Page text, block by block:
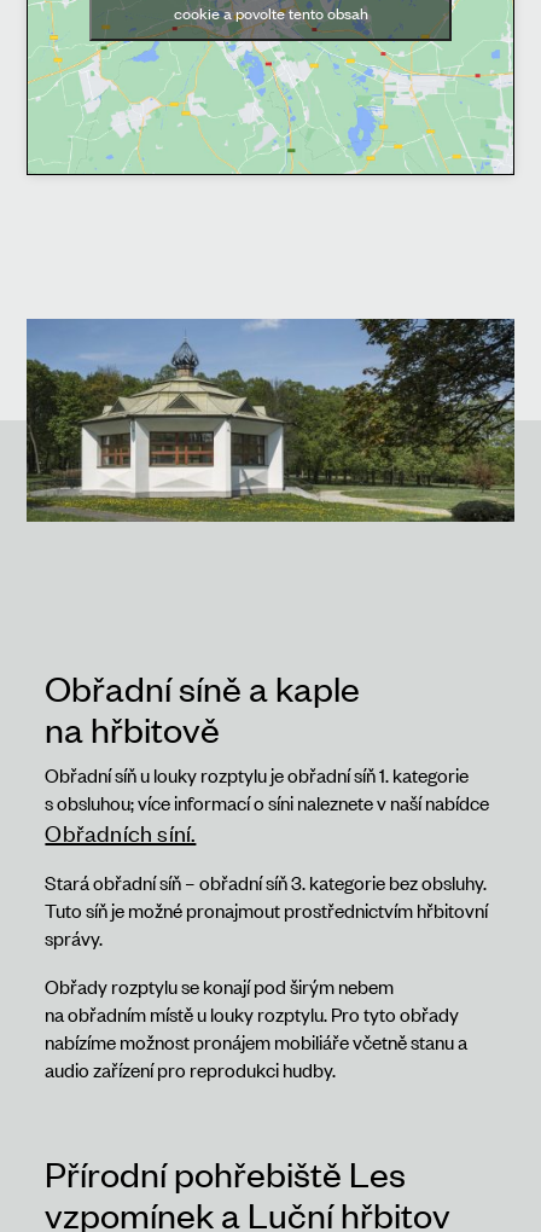
cookie a povolte tento obsah
Obřadní síně a kaple
na hřbitově
Obřadní síň u louky rozptylu je obřadní síň 1. kategorie
s obsluhou; více informací o síni naleznete v naší nabídce
Obřadních síní.
Stará obřadní síň – obřadní síň 3. kategorie bez obsluhy.
Tuto síň je možné pronajmout prostřednictvím hřbitovní
správy.
Obřady rozptylu se konají pod širým nebem
na obřadním místě u louky rozptylu. Pro tyto obřady
nabízíme možnost pronájem mobiliáře včetně stanu a
audio zařízení pro reprodukci hudby.
Přírodní pohřebiště Les
vzpomínek a Luční hřbitov